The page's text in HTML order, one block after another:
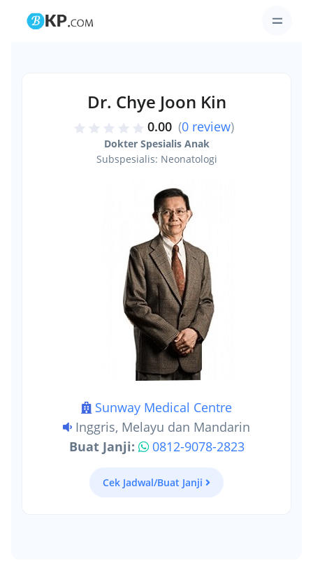
Dr. Chye Joon Kin
0.00 (0 review)
Dokter Spesialis Anak
Subspesialis: Neonatologi
Sunway Medical Centre
Inggris, Melayu dan Mandarin
Buat Janji:
0812-9078-2823
Cek Jadwal/Buat Janji